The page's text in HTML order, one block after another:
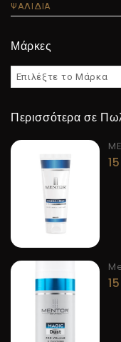
ΨΑΛΙΔΙΑ
Μάρκες
Περισσότερα σε
15
15